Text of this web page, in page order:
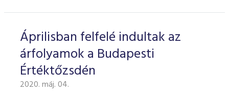
Áprilisban felfelé indultak az
árfolyamok a Budapesti
Értéktőzsdén
2020. máj. 04.